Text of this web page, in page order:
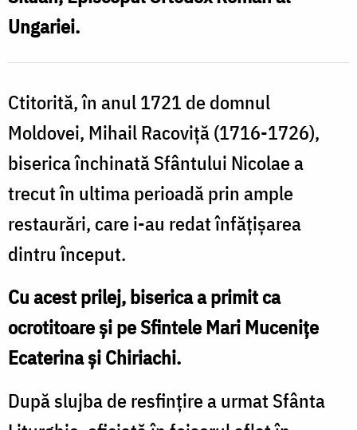
la
ctitorirea
ei
Ungariei.
Ctitorită, în anul 1721 de domnul
Moldovei, Mihail Racoviță (1716-1726),
biserica închinată Sfântului Nicolae a
trecut în ultima perioadă prin ample
restaurări, care i-au redat înfățișarea
dintru început.
Cu acest prilej, biserica a primit ca
ocrotitoare și pe Sfintele Mari Mucenițe
Ecaterina și Chiriachi.
După slujba de resfințire a urmat Sfânta